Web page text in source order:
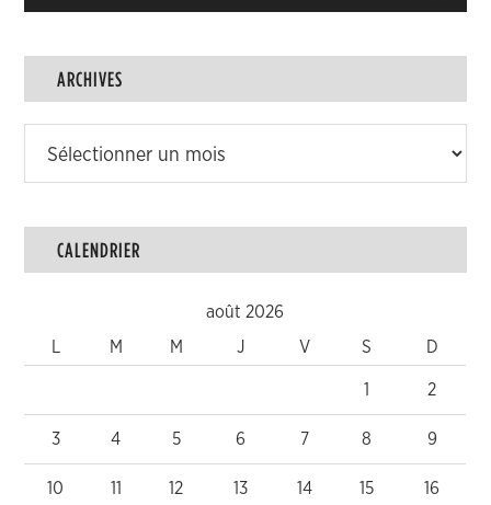
ARCHIVES
CALENDRIER
août 2026
M M J V S D
1 2
3 4 5 6 7 8 9
10 11 12 13 14 15 16